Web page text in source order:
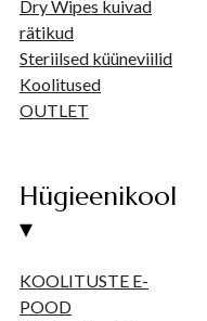
Dry Wipes kuivad
rätikud
Steriilsed küüneviilid
Koolitused
OUTLET
Hügieenikool
▾
KOOLITUSTE E-
POOD